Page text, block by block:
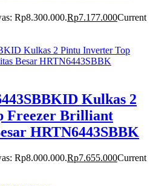
Rp8.300.000.Rp7.177.000Current
Kulkas 2
Freezer Brilliant
HRTN6443SBBK
Rp8.000.000.Rp7.655.000Current